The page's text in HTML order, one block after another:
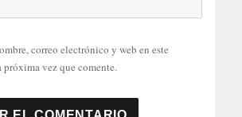
correo electrónico y web en este
próxima vez que comente.